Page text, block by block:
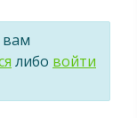
либо войти